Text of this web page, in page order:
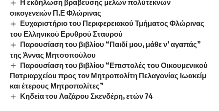
Η εκδήλωση βράβευσης μελών πολύτεκνων
οικογενειών Π.Ε Φλώρινας
Ευχαριστήριο του Περιφερειακού Τμήματος Φλώρινας
του Ελληνικού Ερυθρού Σταυρού
Παρουσίαση του βιβλίου “Παιδί μου, μάθε ν’ αγαπάς”
της Άννας Μητσοπούλου
Παρουσίαση του βιβλίου “Επιστολές του Οικουμενικού
Πατριαρχείου προς τον Μητροπολίτη Πελαγονίας Ιωακείμ
και έτερους Μητροπολίτες”
Κηδεία του Λαζάρου Σκενδέρη, ετών 74